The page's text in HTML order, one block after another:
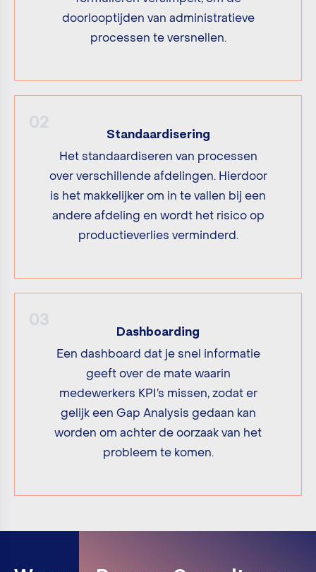
doorlooptijden van administratieve
processen te versnellen.
02
Standaardisering
Het standaardiseren van processen
over verschillende afdelingen. Hierdoor
is het makkelijker om in te vallen bij een
andere afdeling en wordt het risico op
productieverlies verminderd.
03
Dashboarding
Een dashboard dat je snel informatie
geeft over de mate waarin
medewerkers KPI’s missen, zodat er
gelijk een Gap Analysis gedaan kan
worden om achter de oorzaak van het
probleem te komen.